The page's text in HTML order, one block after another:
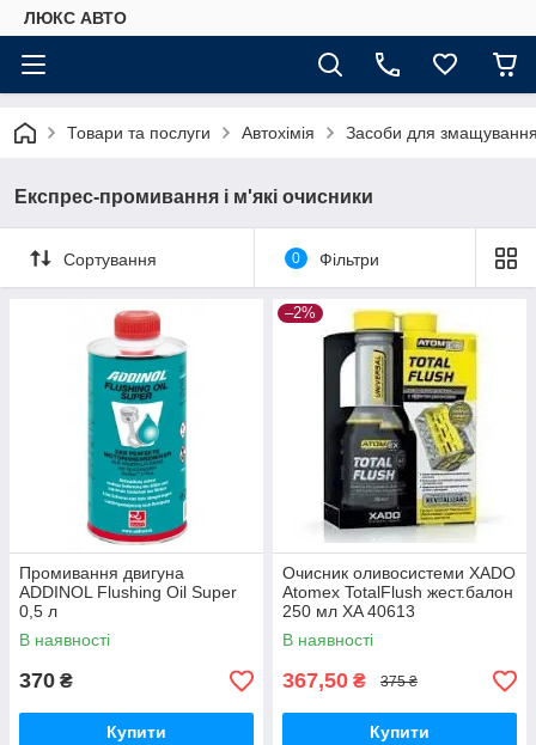
ЛЮКС АВТО
Товари та послуги Автохімія Засоби для
Експрес-промивання і м'які очисники
Сортування 0 Фільтри
Промивання двигуна
ADDINOL Flushing Oil Super
0,5 л
В наявності
370 ₴
Купити
–2%
Очисник оливосистеми XADO
Atomex TotalFlush жест.балон
250 мл XA 40613
В наявності
367,50 ₴ 375 ₴
Купити